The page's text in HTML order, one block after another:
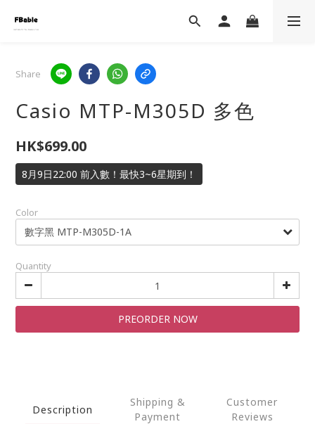
Share
Casio MTP-M305D 多色
HK$699.00
8月9日22:00 前入數！最快3~6星期到！
Color
Quantity
PREORDER NOW
Description
Shipping &
Payment
Customer
Reviews